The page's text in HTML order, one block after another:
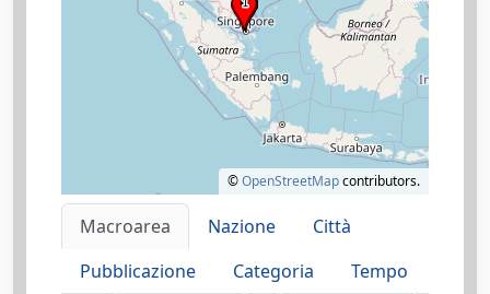
©OpenStreetMapcontributors.
Macroarea Nazione
Città
Pubblicazione
Categoria
Tempo